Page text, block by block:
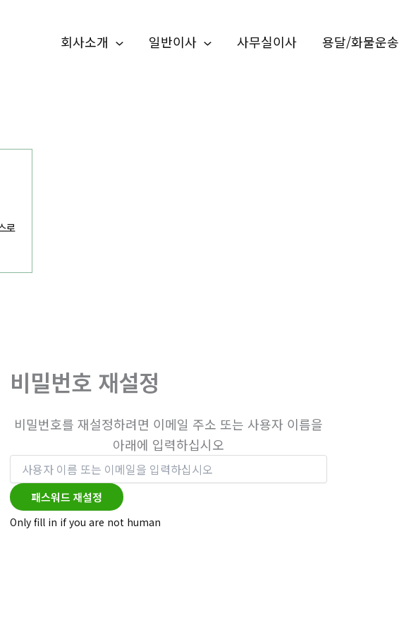
회사소개
일반이사 사무실이사 용달/화물운송
비밀번호 재설정
비밀번호를 재설정하려면 이메일 주소 또는 사용자 이름을
아래에 입력하십시오
Only fill in if you are not human